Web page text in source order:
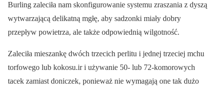
Burling zaleciła nam skonfigurowanie systemu zraszania z dyszą
wytwarzającą delikatną mgłę, aby sadzonki miały dobry
przepływ powietrza, ale także odpowiednią wilgotność.
Zaleciła mieszankę dwóch trzecich perlitu i jednej trzeciej mchu
torfowego lub kokosu.ir i używanie 50- lub 72-komorowych
tacek zamiast doniczek, ponieważ nie wymagają one tak dużo